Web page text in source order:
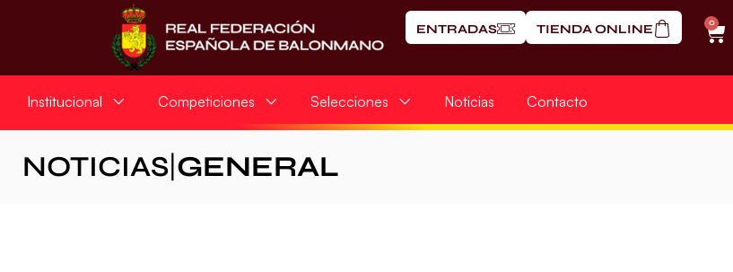
ENTRADAS TIENDA ONLINE 0
Institucional Competiciones Selecciones Noticias Contacto
NOTICIAS GENERAL